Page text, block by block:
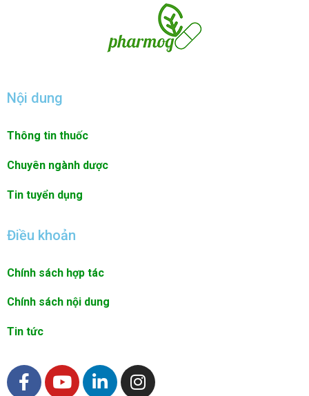
Nội dung
Thông tin thuốc
Chuyên ngành dược
Tin tuyển dụng
Điều khoản
Chính sách hợp tác
Chính sách nội dung
Tin tức
F
a
Y
o
L
i
I
n